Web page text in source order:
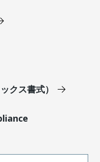
クス書式）